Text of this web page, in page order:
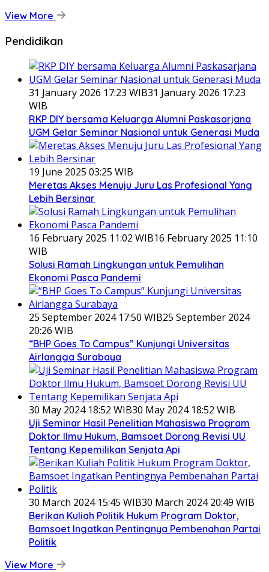
View More
Pendidikan
31 January 2026 17:23 WIB31 January 2026 17:23
WIB
RKP DIY bersama Keluarga Alumni Paskasarjana
UGM Gelar Seminar Nasional untuk Generasi Muda
19 June 2025 03:25 WIB
Meretas Akses Menuju Juru Las Profesional Yang
Lebih Bersinar
16 February 2025 11:02 WIB16 February 2025 11:10
WIB
Solusi Ramah Lingkungan untuk Pemulihan
Ekonomi Pasca Pandemi
25 September 2024 17:50 WIB25 September 2024
20:26 WIB
“BHP Goes To Campus” Kunjungi Universitas
Airlangga Surabaya
30 May 2024 18:52 WIB30 May 2024 18:52 WIB
Uji Seminar Hasil Penelitian Mahasiswa Program
Doktor Ilmu Hukum, Bamsoet Dorong Revisi UU
Tentang Kepemilikan Senjata Api
30 March 2024 15:45 WIB30 March 2024 20:49 WIB
Berikan Kuliah Politik Hukum Program Doktor,
Bamsoet Ingatkan Pentingnya Pembenahan Partai
Politik
View More